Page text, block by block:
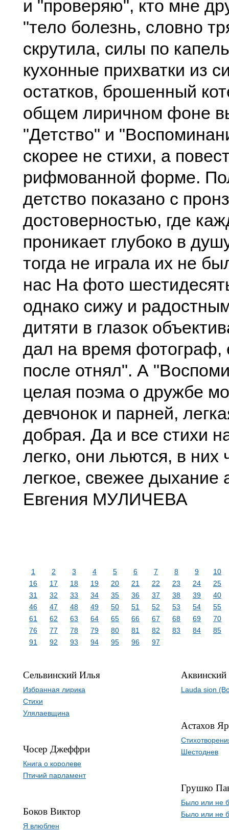
и "проверяю", кто мне
"тело болезнь, словно
скрутила, силы по
кухонные прихватки из
остатков, брошенный
общем лиричном фоне
"Детство" и
скорее не стихи, а
рифмованной форме.
детство показано с
достоверностью, где
проникает глубоко в
тогда не играла их не
нас На фото
однако сижу и
дитяти в глазок
дал на время фотограф,
после отнял". А
целая поэма о дружбе
девчонок и парней,
добрая. Да и все стихи
легко, они льются, в них
легкое, свежее дыхание
Евгения МУЛИЧЕВА
1 2 3 4 5 6 7 8 9
10
16
17 18 19 20 21 22 23 24
25
31
32 33 34 35 36 37 38 39
40
46
47 48 49 50 51 52 53 54
55
61
62 63 64 65 66 67 68 69
70
76
77 78 79 80 81 82 83 84
85
91
92 93 94 95 96 97
Сельвинский Илья
Избранная лирика
Стихи
Улялаевщина
Чосер Джеффри
Книга о королеве
Птичий парламент
Боков Виктор
Я влюблен
Lauda sion
Астахов
Шестоднев
Грушко
Было или не
Было или не